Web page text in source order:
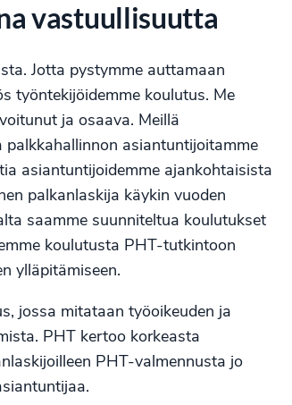
vastuullisuutta
Jotta pystymme auttamaan
työntekijöidemme koulutus. Me
ja osaava. Meillä
asiantuntijoitamme
asiantuntijoidemme ajankohtaisista
palkanlaskija käykin vuoden
saamme suunniteltua koulutukset
koulutusta PHT-tutkintoon
ylläpitämiseen.
jossa mitataan työoikeuden ja
PHT kertoo korkeasta
PHT-valmennusta jo